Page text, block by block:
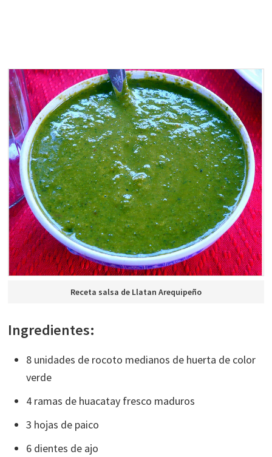
Receta salsa de Llatan Arequipeño
Ingredientes:
8 unidades de rocoto medianos de huerta de color
verde
4 ramas de huacatay fresco maduros
3 hojas de paico
6 dientes de ajo